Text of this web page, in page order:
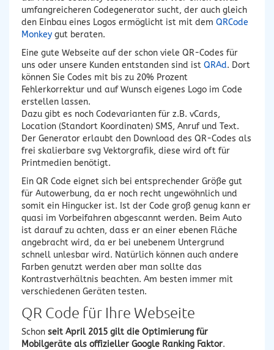
umfangreicheren Codegenerator sucht, der auch gleich
den Einbau eines Logos ermöglicht ist mit dem QRCode
Monkey gut beraten.
Eine gute Webseite auf der schon viele QR-Codes für
uns oder unsere Kunden entstanden sind ist QRAd. Dort
können Sie Codes mit bis zu 20% Prozent
Fehlerkorrektur und auf Wunsch eigenes Logo im Code
erstellen lassen.
Dazu gibt es noch Codevarianten für z.B. vCards,
Location (Standort Koordinaten) SMS, Anruf und Text.
Der Generator erlaubt den Download des QR-Codes als
frei skalierbare svg Vektorgrafik, diese wird oft für
Printmedien benötigt.
Ein QR Code eignet sich bei entsprechender Größe gut
für Autowerbung, da er noch recht ungewöhnlich und
somit ein Hingucker ist. Ist der Code groß genug kann er
quasi im Vorbeifahren abgescannt werden. Beim Auto
ist darauf zu achten, dass er an einer ebenen Fläche
angebracht wird, da er bei unebenem Untergrund
schnell unlesbar wird. Natürlich können auch andere
Farben genutzt werden aber man sollte das
Kontrastverhältnis beachten. Am besten immer mit
verschiedenen Geräten testen.
QR Code für Ihre Webseite
Schon seit April 2015 gilt die Optimierung für
Mobilgeräte als offizieller Google Ranking Faktor.